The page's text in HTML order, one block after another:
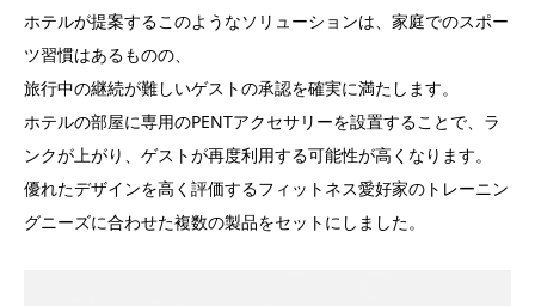
ホテルが提案するこのようなソリューションは、家庭でのスポー
ツ習慣はあるものの、
旅行中の継続が難しいゲストの承認を確実に満たします。
ホテルの部屋に専用のPENTアクセサリーを設置することで、ラ
ンクが上がり、ゲストが再度利用する可能性が高くなります。
優れたデザインを高く評価するフィットネス愛好家のトレーニン
グニーズに合わせた複数の製品をセットにしました。